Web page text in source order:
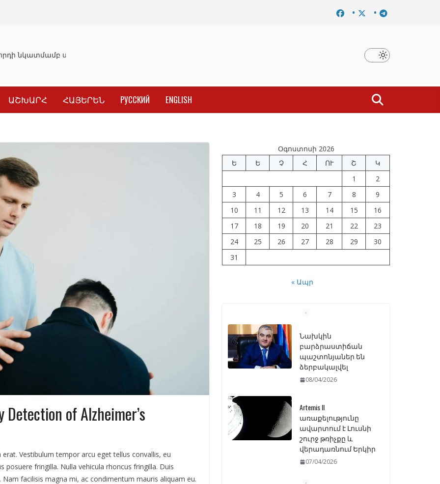
նկատմամբ սահմանափակման վերացման որոշումը Նախկին բարձրաստիճան պաշտոնյաներ են ձերբակալվել
ԱՇԽԱՐՀ ՀԱՅԵՐԵՆ РУССКИЙ ENGLISH
Detection of Alzheimer’s
Vestibulum tempor arcu eget tellus convallis, eu
posuere fringilla. Nulla vehicula rhoncus fringilla. Duis
facilisis magna mi, ac condimentum mauris aliquam eu.
Օգոստոսի 2026
Ե
Ե Չ Հ ՈՒ Շ
Կ
1
2
3
4 5 6 7 8
9
10
11 12 13 14 15
16
17
18 19 20 21 22
23
24
25 26 27 28 29
30
31
« Ապր
Artemis II
առաքելությունը
ավարտում է Լուսնի
շուրջ թռիչքը և
վերադառնում Երկիր
ԱԺ–ում առաջին
ընթերցմամբ
ընդունվեց
«Ընտրական
օրենսգրքի»